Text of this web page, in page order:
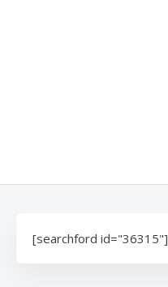
[searchford id="36315"]